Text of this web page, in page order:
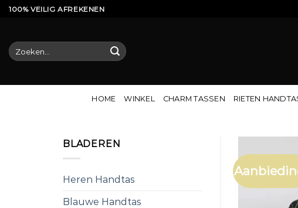
Ga100% VEILIG AFREKENEN
Zoeken
naar:
HOME WINKEL CHARM TASSEN RIETEN
BLADEREN
Heren Handtas
Blauwe Handtas